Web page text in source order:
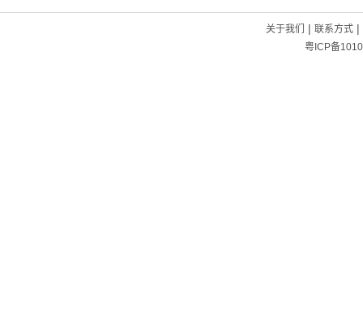
关于我们 | 联系方式|
粤ICP备